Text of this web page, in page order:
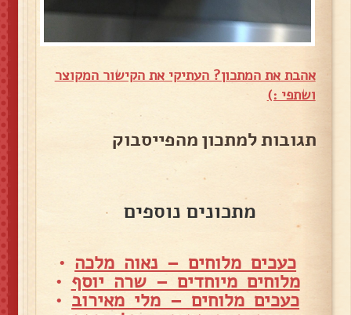
אהבת את המתכון? העתיקי את הקישור המקוצר
ושתפי :)
תגובות למתכון מהפייסבוק
מתכונים נוספים
כעכים מלוחים – נאוה מלכה •
מלוחים מיוחדים – שרה יוסף •
כעכים מלוחים – מלי מאירוב •